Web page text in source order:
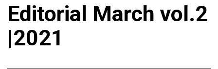
Editorial March vol.2
|2021